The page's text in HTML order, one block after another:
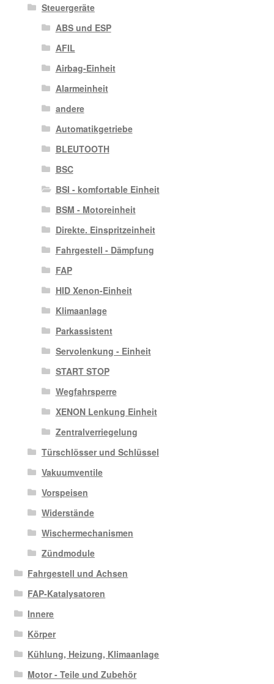
Steuergeräte
ABS und ESP
AFIL
Airbag-Einheit
Alarmeinheit
andere
Automatikgetriebe
BLEUTOOTH
BSC
BSI - komfortable Einheit
BSM - Motoreinheit
Direkte. Einspritzeinheit
Fahrgestell - Dämpfung
FAP
HID Xenon-Einheit
Klimaanlage
Parkassistent
Servolenkung - Einheit
START STOP
Wegfahrsperre
XENON Lenkung Einheit
Zentralverriegelung
Türschlösser und Schlüssel
Vakuumventile
Vorspeisen
Widerstände
Wischermechanismen
Zündmodule
Fahrgestell und Achsen
FAP-Katalysatoren
Innere
Körper
Kühlung, Heizung, Klimaanlage
Motor - Teile und Zubehör